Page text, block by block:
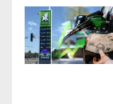
и k